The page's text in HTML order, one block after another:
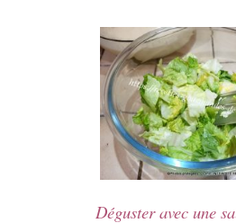
Déguster avec une